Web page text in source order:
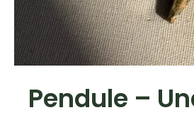
Pendule –